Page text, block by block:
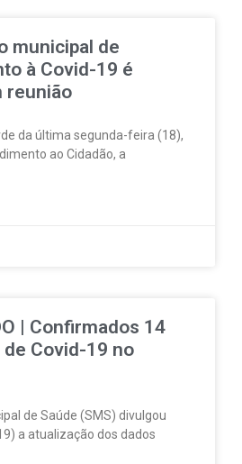
municipal de
à Covid-19 é
reunião
da última segunda-feira (18),
ao Cidadão, a
| Confirmados 14
Covid-19 no
de Saúde (SMS) divulgou
a atualização dos dados